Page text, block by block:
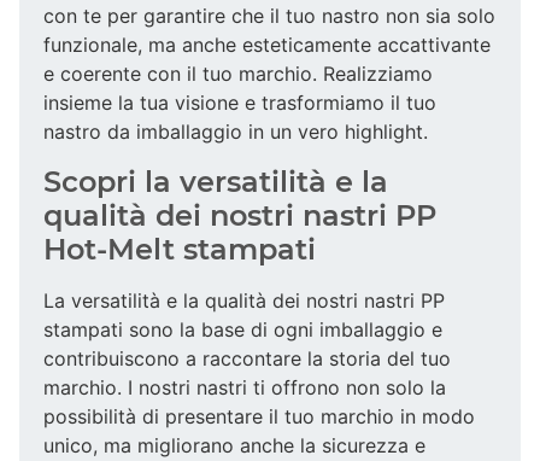
con te per garantire che il tuo nastro non sia solo
funzionale, ma anche esteticamente accattivante
e coerente con il tuo marchio. Realizziamo
insieme la tua visione e trasformiamo il tuo
nastro da imballaggio in un vero highlight.
Scopri la versatilità e la
qualità dei nostri nastri PP
Hot-Melt stampati
La versatilità e la qualità dei nostri nastri PP
stampati sono la base di ogni imballaggio e
contribuiscono a raccontare la storia del tuo
marchio. I nostri nastri ti offrono non solo la
possibilità di presentare il tuo marchio in modo
unico, ma migliorano anche la sicurezza e